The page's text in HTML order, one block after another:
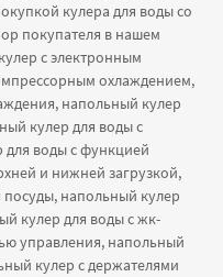
кулера для воды со
покупателя в нашем
с электронным
охлаждением,
напольный кулер
кулер для воды с
воды с функцией
и нижней загрузкой,
напольный кулер
кулер для воды с жк-
управления, напольный
кулер с держателями